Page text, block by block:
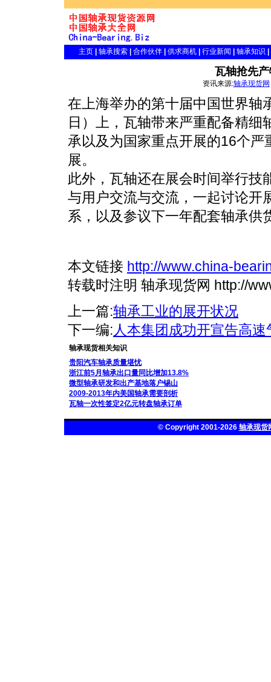
主页 轴承搜索 合作伙伴 供求商机 行业新闻 轴承知识
瓦轴抢先
资讯来源:轴承现货网
在上海举办的第十届中国世界轴
日）上，瓦轴带来严重配备精
承以及为国家重点开展的16个
展。
此外，瓦轴还在展会时间举行技
与用户交流与交流，一起讨论开
系，以及参议下一年配套轴承供
本文链接 http://www.china-
转载时注明 轴承现货网 http://
上一篇:轴承工业的展开状况
下一编:人本集团成功开宣告高速
轴承现货相关知识
贵阳汽车轴承质量堪忧
浙江前5月轴承出口量同比增加13.8%
微型轴承研发和出产基地落户锡山
2009-2013年内美国轴承需要剖析
瓦轴一次性签定2亿元转盘轴承订单
© Copyright 2001-2026 轴承现货